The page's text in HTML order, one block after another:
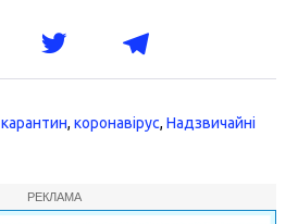
карантин, коронавірус, Надзвичайні
РЕКЛАМА